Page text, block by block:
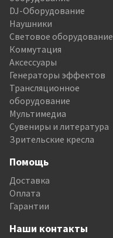
DJ-Оборудование
Наушники
Световое оборудование
Коммутация
Аксессуары
Генераторы эффектов
Трансляционное
оборудование
Мультимедиа
Сувениры и литература
Зрительские кресла
Помощь
Доставка
Оплата
Гарантии
Наши контакты